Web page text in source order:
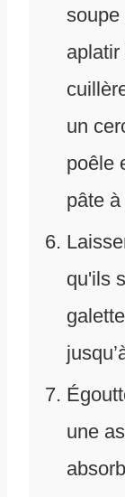
soupe
un
poêle
pâte
qu'ils
une